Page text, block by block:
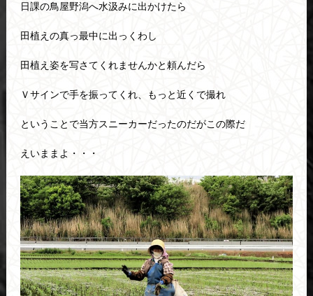
日課の鳥屋野潟へ水汲みに出かけたら
田植えの真っ最中に出っくわし
田植え姿を写さてくれませんかと頼んだら
Ｖサインで手を振ってくれ、もっと近くで撮れ
ということで当方スニーカーだったのだがこの際だ
えいままよ・・・